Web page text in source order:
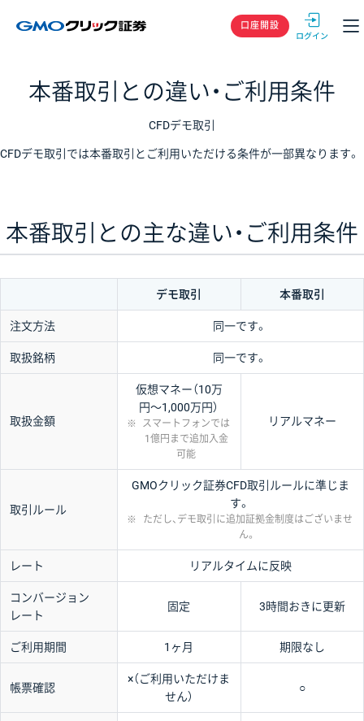
GMOクリック
口座開設
本番取引との違い・ご利用条件
CFDデモ取引
CFDデモ取引では本番取引とご利用いただける条件が一部異なります。
本番取引との主な違い・ご利用条件
デモ取引 本番取引
注文方法 同一です。
取扱銘柄 同一です。
取扱金額
仮想マネー（10万
円〜1,000万円）
※
スマートフォンでは
1億円まで追加入金
可能
リアルマネー
取引ルール
GMOクリック証券CFD取引ルールに準じま
す。
※
ただし、デモ取引に追加証拠金制度はございませ
ん。
レート リアルタイムに反映
コンバージョン
レート
固定 3時間おきに更新
ご利用期間 1ヶ月 期限なし
帳票確認
×（ご利用いただけま
せん）
○